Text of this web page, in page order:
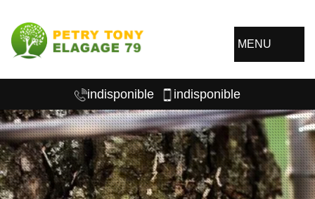
MENU
indisponible indisponible